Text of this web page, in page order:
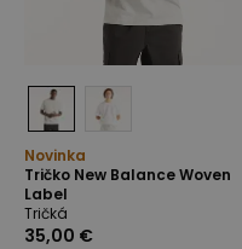
Novinka
Tričko New Balance Woven
Label
Tričká
35,00 €